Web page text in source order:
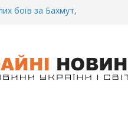
боїв за Бахмут,
Те, що він
дибки…